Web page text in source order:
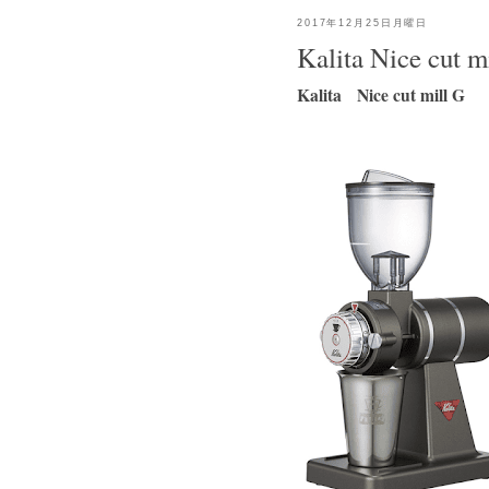
2017年12月25日月曜日
Kalita Nice cut
Kalita Nice cut mill G